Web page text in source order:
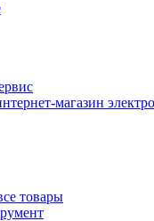
магазин
товары